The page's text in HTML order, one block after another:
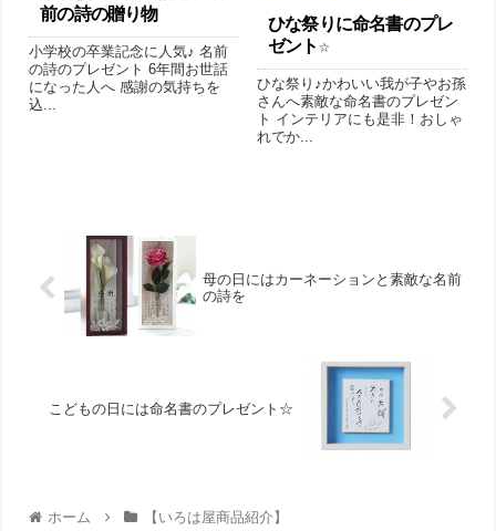
前の詩の贈り物
小学校の卒業記念に人気♪ 名前
の詩のプレゼント 6年間お世話
になった人へ 感謝の気持ちを
込...
ひな祭りに命名書のプレ
ゼント☆
ひな祭り♪かわいい我が子やお孫
さんへ素敵な命名書のプレゼン
ト インテリアにも是非！おしゃ
れでか...
母の日にはカーネーションと素敵な名前
の詩を
こどもの日には命名書のプレゼント☆
ホーム 【いろは屋商品紹介】